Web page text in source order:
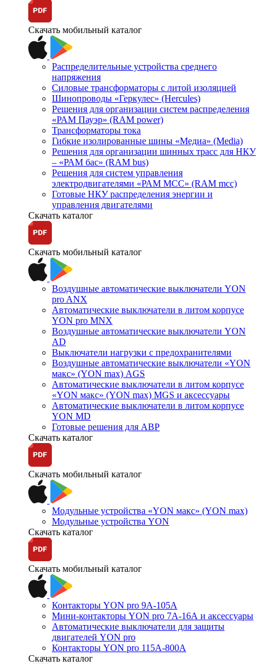
Скачать мобильный каталог
Распределительные устройства среднего
напряжения
Силовые трансформаторы с литой изоляцией
Шинопроводы «Геркулес» (Hercules)
Решения для организации систем распределения
«РАМ Пауэр» (RAM power)
Трансформаторы тока
Гибкие изолированные шины «Медиа» (Media)
Решения для организации шинных трасс для НКУ
– «РАМ бас» (RAM bus)
Решения для систем управления
электродвигателями «РАМ МСС» (RAM mcc)
Готовые НКУ распределения энергии и
управления двигателями
Скачать каталог
Скачать мобильный каталог
Воздушные автоматические выключатели YON
pro ANX
Автоматические выключатели в литом корпусе
YON pro MNX
Воздушные автоматические выключатели YON
AD
Выключатели нагрузки с предохранителями
Воздушные автоматические выключатели «YON
макс» (YON max) AGS
Автоматические выключатели в литом корпусе
«YON макс» (YON max) MGS и аксессуары
Автоматические выключатели в литом корпусе
YON MD
Готовые решения для АВР
Скачать каталог
Скачать мобильный каталог
Модульные устройства «YON макс» (YON max)
Модульные устройства YON
Скачать каталог
Скачать мобильный каталог
Контакторы YON pro 9А-105А
Мини-контакторы YON pro 7А-16А и аксессуары
Автоматические выключатели для защиты
двигателей YON pro
Контакторы YON pro 115А-800А
Скачать каталог